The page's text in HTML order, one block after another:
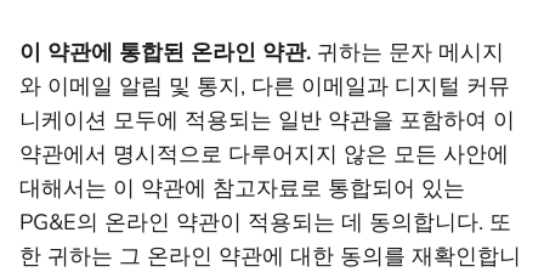
이 약관에 통합된 온라인 약관. 귀하는 문자 메시지
와 이메일 알림 및 통지, 다른 이메일과 디지털 커뮤
니케이션 모두에 적용되는 일반 약관을 포함하여 이
약관에서 명시적으로 다루어지지 않은 모든 사안에
대해서는 이 약관에 참고자료로 통합되어 있는
PG&E의 온라인 약관이 적용되는 데 동의합니다. 또
한 귀하는 그 온라인 약관에 대한 동의를 재확인합니